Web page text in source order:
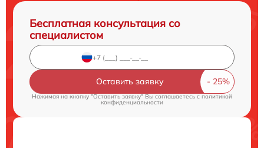
Бесплатная консультация со
специалистом
Оставить заявку
Нажимая на кнопку "Оставить заявку" Вы соглашаетесь c политикой
конфиденциальности